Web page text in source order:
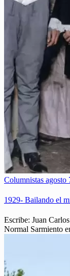
Columnistas agosto
1929- Bailando el
Escribe: Juan
Normal Sarmiento